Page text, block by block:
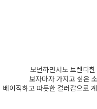
모던하면서도 트렌디
보자마자 가지고 싶은
베이직하고 따듯한 컬러감으로